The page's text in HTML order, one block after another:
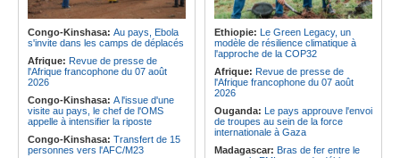
Afrique:AfroBasket U18 (F) - Le
Sénégal craque au 3e quart-temps
et s'incline face à la Tunisie (44-43)
Afrique du Nord:Santé - La
Tunisie troisième pays arabe et 49e
au monde
Angola:La nouvelle loi renforce la
protection des institutions contre les
cyberattaques, selon Mário Oliveira
Angola:Le pays criminalise la
diffusion de fausses informations
sur Internet
Congo-Kinshasa: Au pays, Ebola
s'invite dans les camps de déplacés
Afrique: Revue de presse de
l'Afrique francophone du 07 août
2026
Congo-Kinshasa: A l'issue d'une
visite au pays, le chef de l'OMS
appelle à intensifier la riposte
Congo-Kinshasa: Transfert de 15
personnes vers l'AFC/M23
Ethiopie: Le Green Legacy, un
modèle de résilience climatique à
l'approche de la COP32
Afrique: Revue de presse de
l'Afrique francophone du 07 août
2026
Ouganda: Le pays approuve l'envoi
de troupes au sein de la force
internationale à Gaza
Madagascar: Bras de fer entre le